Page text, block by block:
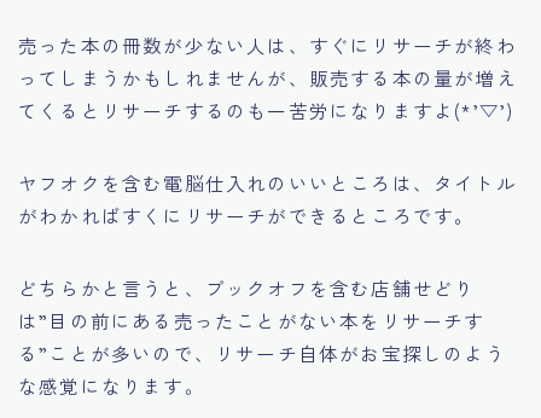
売った本の冊数が少ない人は、すぐにリサーチが終わ
ってしまうかもしれませんが、販売する本の量が増え
てくるとリサーチするのも一苦労になりますよ(*’▽’)
ヤフオクを含む電脳仕入れのいいところは、タイトル
がわかればすくにリサーチができるところです。
どちらかと言うと、ブックオフを含む店舗せどり
は”目の前にある売ったことがない本をリサーチす
る” ことが多いので、リサーチ自体がお宝探しのよう
な感覚になります。